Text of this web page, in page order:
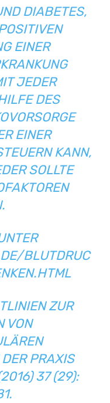
DIABETES, A
B
B
B
JEDER F
DES L
B
EINER E
KANN, G
SOLLTE F
K
BLUTDRUC
ZUR
VON
PRAXIS
37 (29):